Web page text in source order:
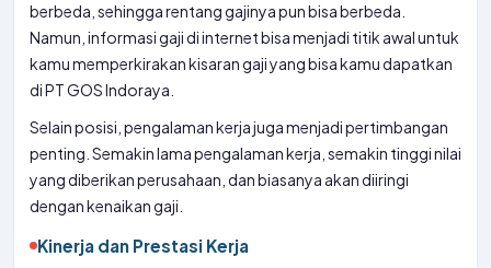
berbeda, sehingga rentang gajinya pun bisa berbeda.
Namun, informasi gaji di internet bisa menjadi titik awal untuk
kamu memperkirakan kisaran gaji yang bisa kamu dapatkan
di PT GOS Indoraya.
Selain posisi, pengalaman kerja juga menjadi pertimbangan
penting. Semakin lama pengalaman kerja, semakin tinggi nilai
yang diberikan perusahaan, dan biasanya akan diiringi
dengan kenaikan gaji.
Kinerja dan Prestasi Kerja